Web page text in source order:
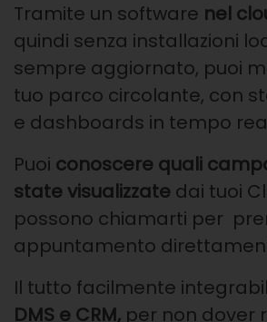
Tramite un software nel
quindi senza installazioni
sempre aggiornato, puoi
tuo parco circolante, con
e dashboards in tempo
Puoi conoscere quali
state visualizzate dai tuoi
possono chiamarti per
appuntamento
Il tutto facilmente
DMS e CRM, per non dover